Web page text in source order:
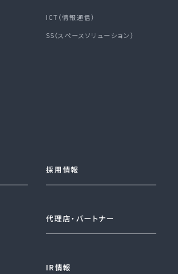
ICT（情報通信）
SS（スペースソリューション）
採用情報
代理店・パートナー
IR情報